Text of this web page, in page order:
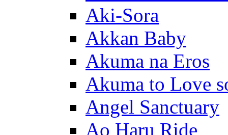
Aki-Sora
Akkan Baby
Akuma na Eros
Akuma to Love
Angel Sanctuary
Ao Haru Ride